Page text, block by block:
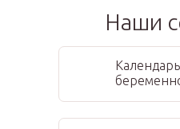
Наши
Календарь